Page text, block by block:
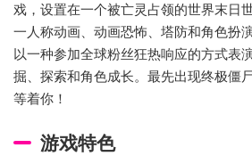
戏，设置在一个被亡灵占领的世界末日
一人称动画、动画恐怖、塔防和角色扮
以一种参加全球粉丝狂热响应的方式表
掘、探索和角色成长。最先出现终极僵
等着你！
游戏特色